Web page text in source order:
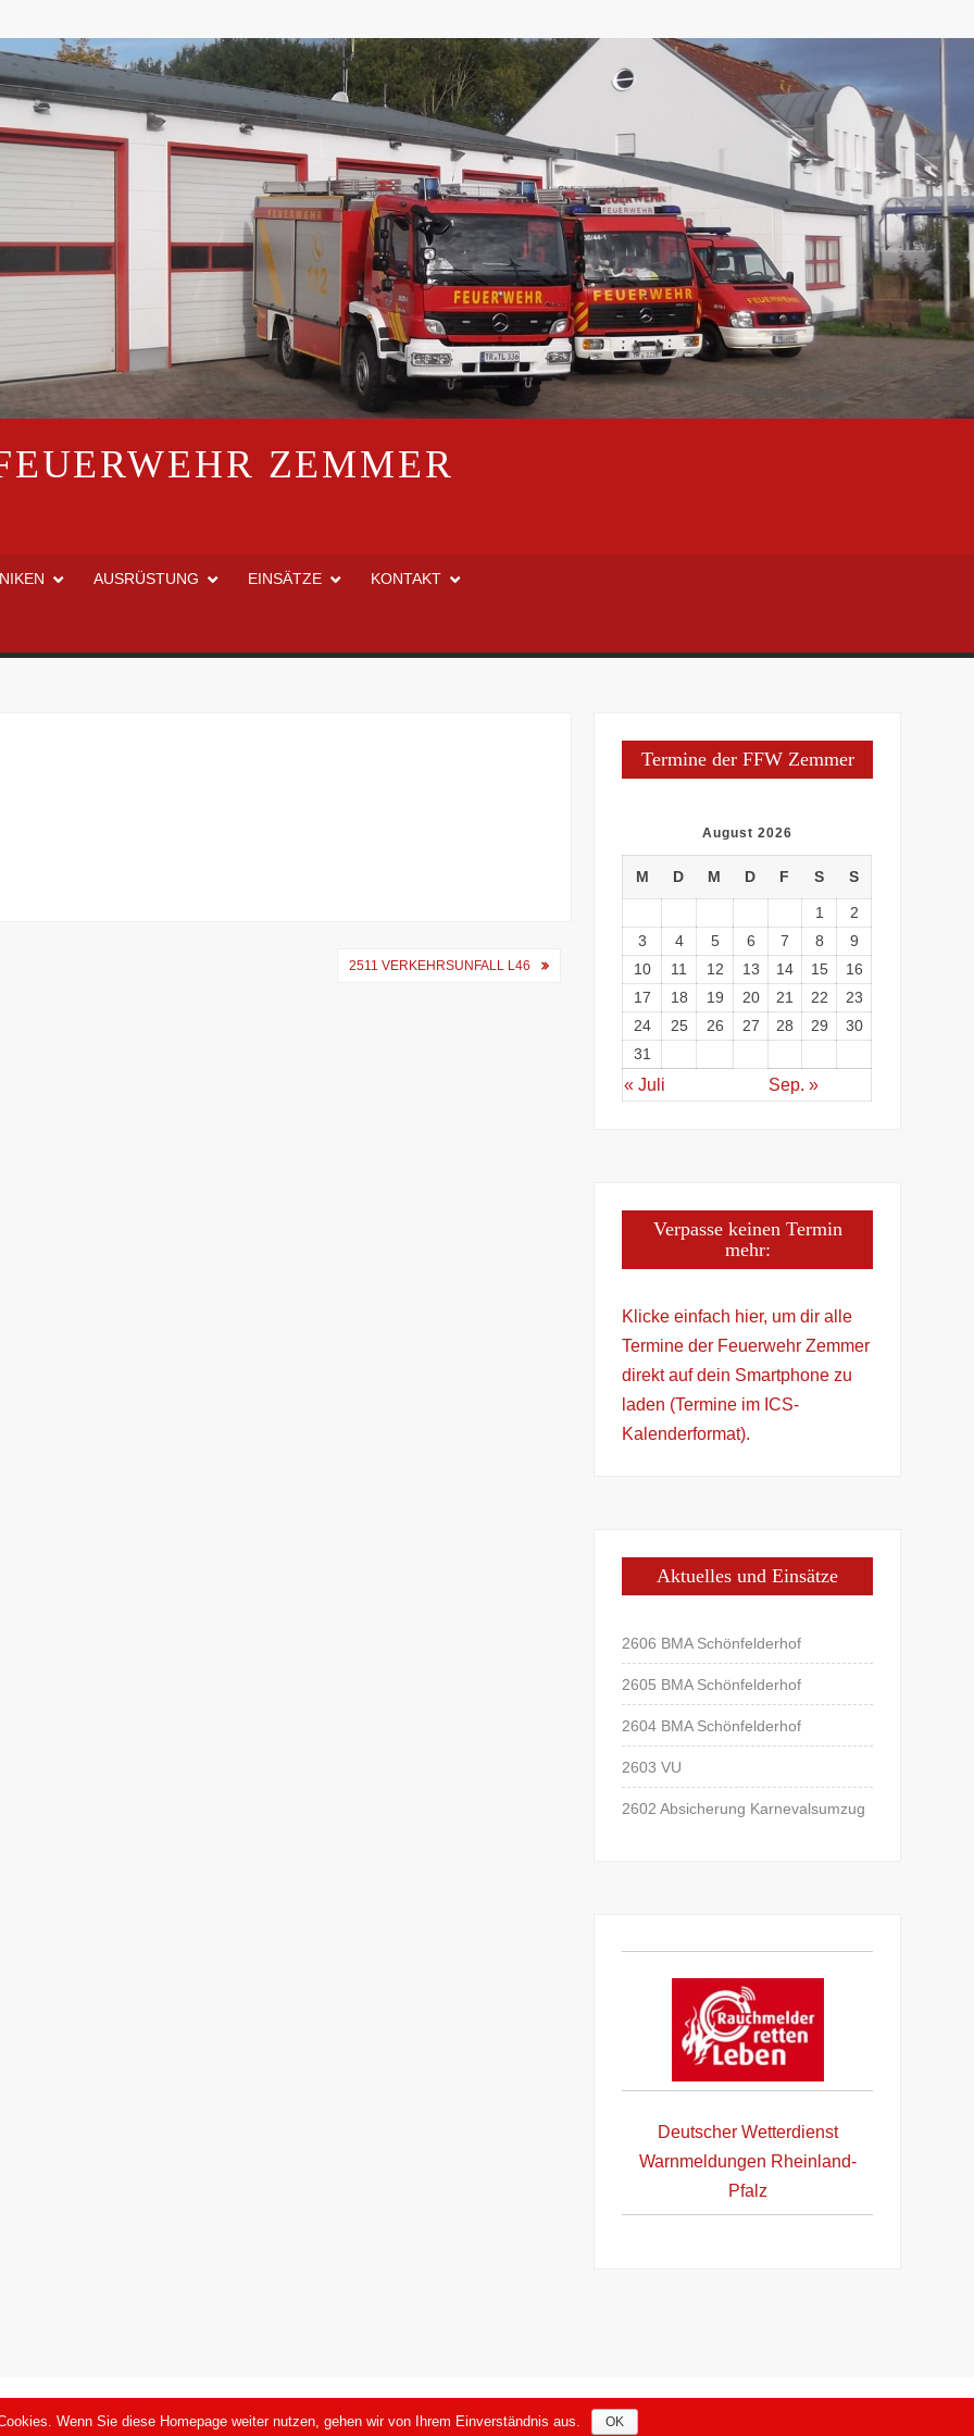
ZEMMER
AUSRÜSTUNG EINSÄTZE KONTAKT
2511 VERKEHRSUNFALL L46
Termine der FFW Zemmer
August 2026
M D M D F S S
1
2
3
4 5 6 7 8
9
10
11 12 13 14 15
16
17
18 19 20 21 22
23
24
25 26 27 28 29
30
31
« Juli Sep. »
Verpasse keinen Termin
mehr:
Klicke einfach hier, um dir alle
Termine der Feuerwehr Zemmer
direkt auf dein Smartphone zu
laden (Termine im ICS-
Kalenderformat).
Aktuelles und Einsätze
2606 BMA Schönfelderhof
2605 BMA Schönfelderhof
2604 BMA Schönfelderhof
2603 VU
2602 Absicherung Karnevalsumzug
Deutscher Wetterdienst
Warnmeldungen Rheinland-
Pfalz
Wenn Sie diese Homepage weiter nutzen, gehen wir von Ihrem Einverständnis aus. OK